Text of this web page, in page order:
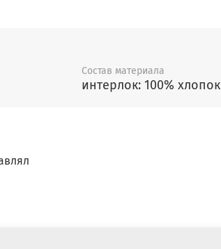
Состав материала
интерлок: 100% хлопок